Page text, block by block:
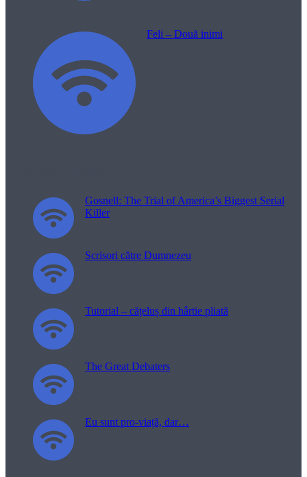
Feli – Două inimi
Gosnell: The Trial of America’s Biggest Serial
Killer
Scrisori către Dumnezeu
Tutorial – cățeluș din hârtie pliată
The Great Debaters
Eu sunt pro-viață, dar…